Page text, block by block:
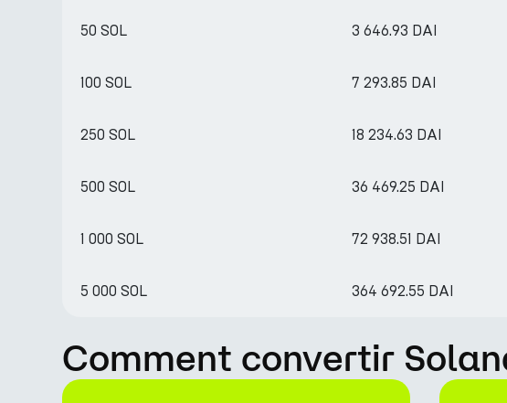
50 SOL 3 646.93 DAI
100 SOL 7 293.85 DAI
250 SOL 18 234.63 DAI
500 SOL 36 469.25 DAI
1 000 SOL 72 938.51 DAI
5 000 SOL 364 692.55 DAI
Comment convertir